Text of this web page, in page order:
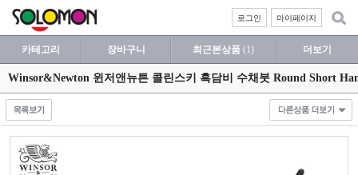
마이페이지
로그인
카테고리 장바구니 최근본상품 (1) 더보기
Winsor&Newton 윈저앤뉴튼 콜린스키 흑담비 수채붓 Round Short